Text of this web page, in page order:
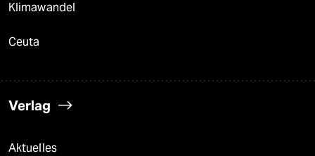
Klimawandel
Ceuta
Verlag
Aktuelles